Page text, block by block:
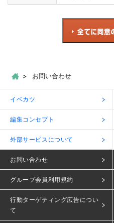
お問い合わせ
イベカツ
編集コンセプト
外部サービスについて
お問い合わせ
グループ会員利用規約
行動ターゲティング広告につい
て